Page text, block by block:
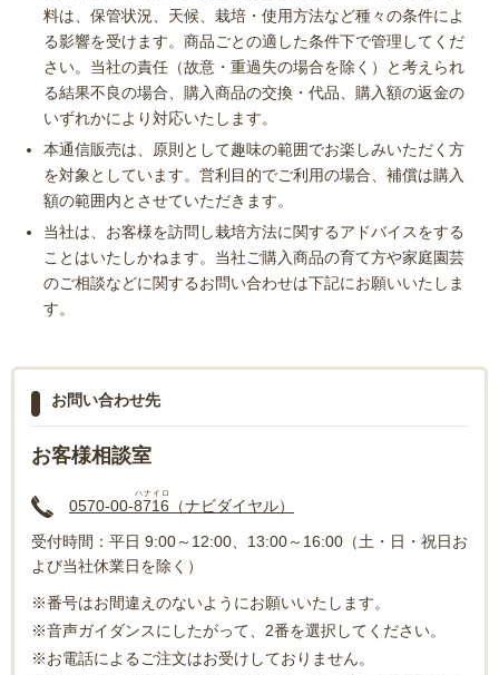
料は、保管状況、天候、栽培・使用方法など種々の条件によ
る影響を受けます。商品ごとの適した条件下で管理してくだ
さい。当社の責任（故意・重過失の場合を除く）と考えられ
る結果不良の場合、購入商品の交換・代品、購入額の返金の
いずれかにより対応いたします。
本通信販売は、原則として趣味の範囲でお楽しみいただく方
を対象としています。営利目的でご利用の場合、補償は購入
額の範囲内とさせていただきます。
当社は、お客様を訪問し栽培方法に関するアドバイスをする
ことはいたしかねます。当社ご購入商品の育て方や家庭園芸
のご相談などに関するお問い合わせは下記にお願いいたしま
す。
お問い合わせ先
お客様相談室
0570-00-8716
ハナイロ
（ナビダイヤル）
受付時間：平日 9:00～12:00、13:00～16:00（土・日・祝日お
よび当社休業日を除く）
※番号はお間違えのないようにお願いいたします。
※音声ガイダンスにしたがって、2番を選択してください。
※お電話によるご注文はお受けしておりません。